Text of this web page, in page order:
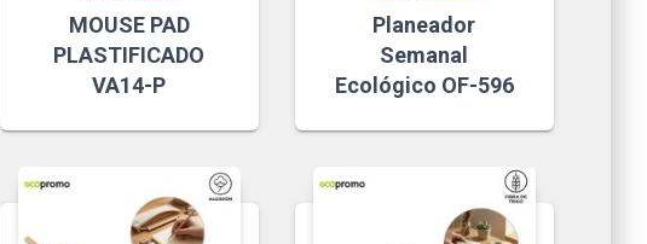
MOUSE PAD
PLASTIFICADO
VA14-P
Planeador
Semanal
Ecológico OF-596